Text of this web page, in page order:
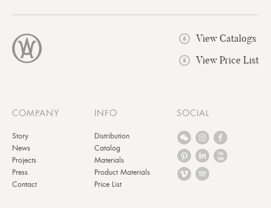
View Catalogs
View Price List
COMPANY
Story
News
Projects
Press
Contact
INFO
Distribution
Catalog
Materials
Product Materials
Price List
SOCIAL